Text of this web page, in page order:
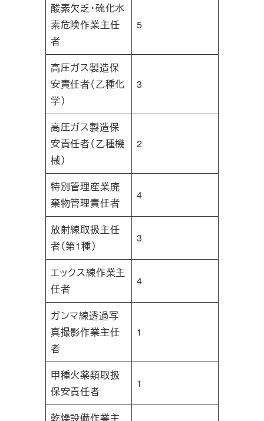
酸素欠乏・硫化水
素危険作業主任
者
5
高圧ガス製造保
安責任者（乙種化
学）
3
高圧ガス製造保
安責任者（乙種機
械）
2
特別管理産業廃
棄物管理責任者
4
放射線取扱主任
者（第1種）
3
エックス線作業主
任者
4
ガンマ線透過写
真撮影作業主任
者
1
甲種火薬類取扱
保安責任者
1
乾燥設備作業主